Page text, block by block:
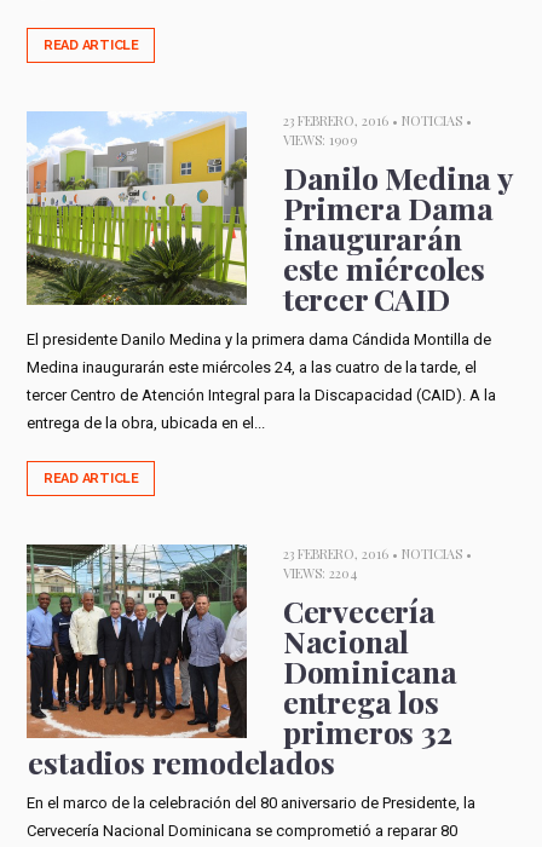
READ ARTICLE
23 FEBRERO, 2016 • NOTICIAS•
VIEWS: 1909
Danilo Medina y
Primera Dama
inaugurarán
este miércoles
tercer CAID
El presidente Danilo Medina y la primera dama Cándida Montilla de
Medina inaugurarán este miércoles 24, a las cuatro de la tarde, el
tercer Centro de Atención Integral para la Discapacidad (CAID). A la
entrega de la obra, ubicada en el...
READ ARTICLE
23 FEBRERO, 2016 • NOTICIAS•
VIEWS: 2204
Cervecería
Nacional
Dominicana
entrega los
primeros 32
estadios remodelados
En el marco de la celebración del 80 aniversario de Presidente, la
Cervecería Nacional Dominicana se comprometió a reparar 80